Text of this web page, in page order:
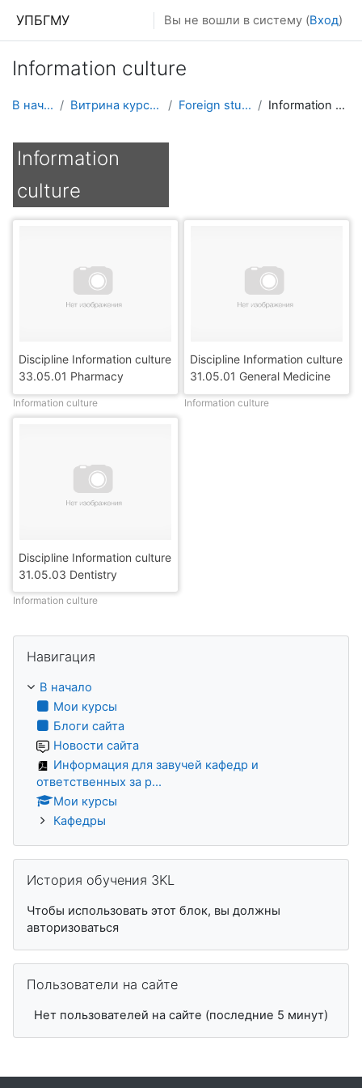
УПБГМУ Вы не вошли в систему (Вход)
Information culture
В начало Витрина курсов 3KL Foreign students Information culture
Information
culture
Discipline Information culture
33.05.01 Pharmacy
Information culture
Discipline Information culture
31.05.01 General Medicine
Information culture
Discipline Information culture
31.05.03 Dentistry
Information culture
Навигация
В начало
Мои курсы
Блоги сайта
Новости сайта
Информация для завучей кафедр и
ответственных за р...
Мои курсы
Кафедры
История обучения 3KL
Чтобы использовать этот блок, вы должны
авторизоваться
Пользователи на сайте
Нет пользователей на сайте (последние 5 минут)